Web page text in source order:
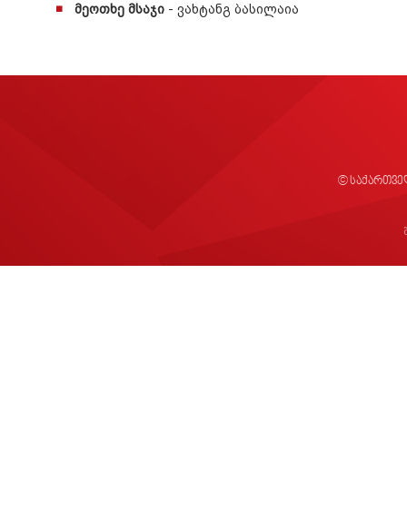
მეოთხე მსაჯი - ვახტანგ ბასილაია
©